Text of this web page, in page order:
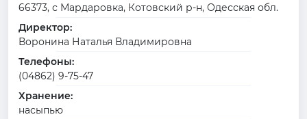
66373, с Мардаровка, Котовский р-н, Одесская обл.
Директор:
Воронина Наталья Владимировна
Телефоны:
(04862) 9-75-47
Хранение:
насыпью